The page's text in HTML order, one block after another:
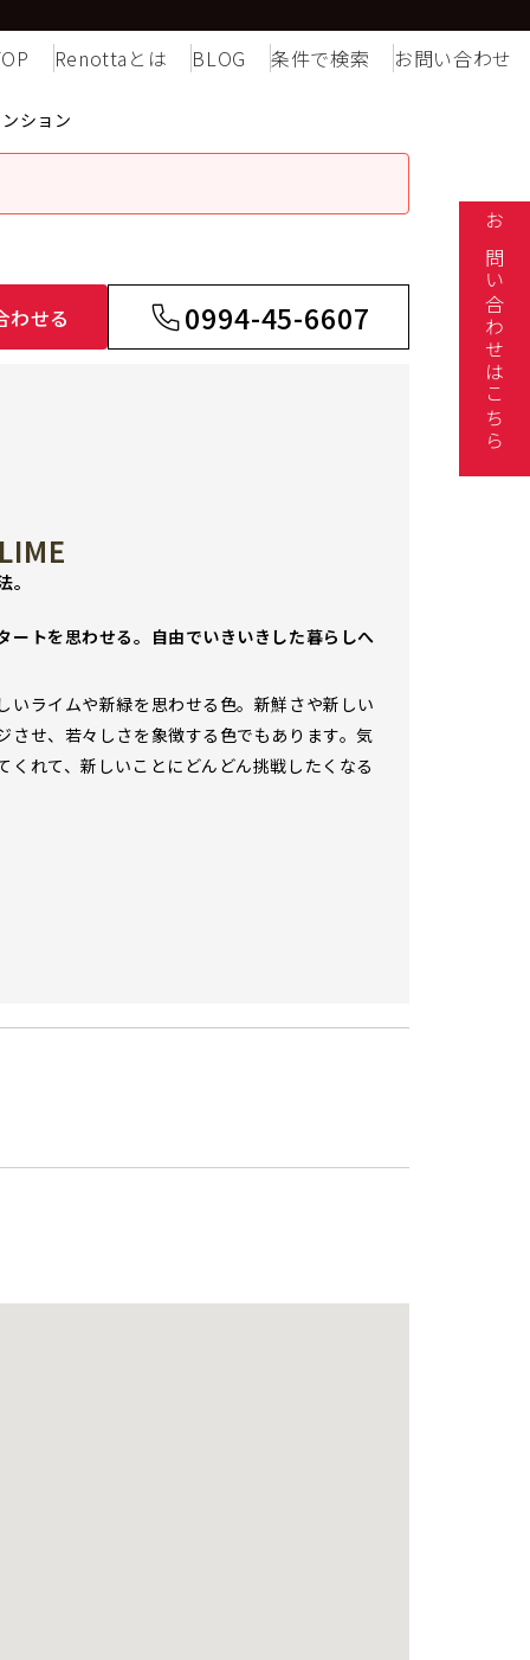
Renottaとは BLOG 条件で検索 お問い合わせ
ション
わせる 0994-45-6607
ートを思わせる。自由でいきいきした暮らしへ
いライムや新緑を思わせる色。新鮮さや新しい
させ、若々しさを象徴する色でもあります。気
くれて、新しいことにどんどん挑戦したくなる
お問い合わせはこちら